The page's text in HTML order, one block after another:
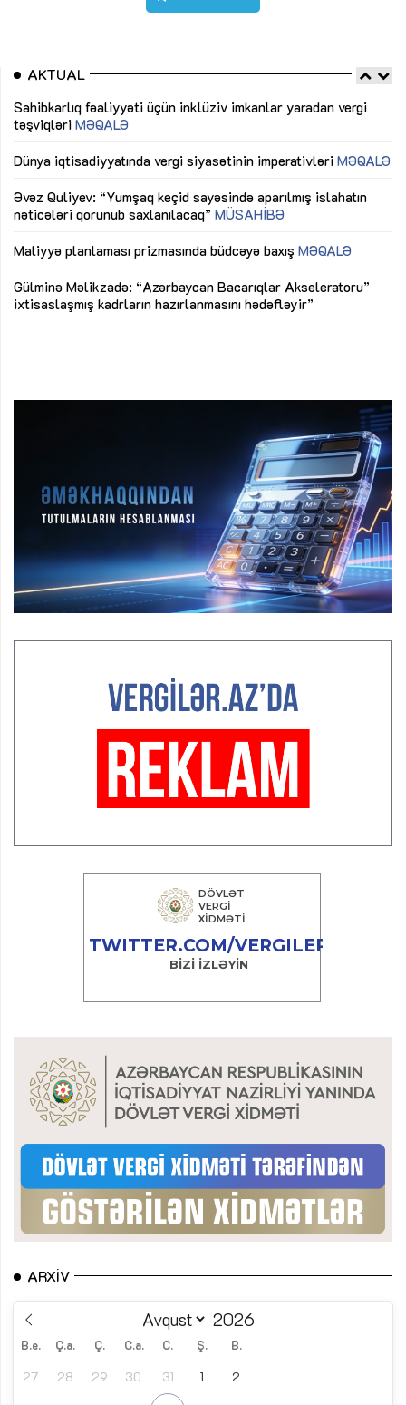
AKTUAL
Sahibkarlıq fəaliyyəti üçün inklüziv imkanlar yaradan vergi
təşviqləri MƏQALƏ
Dünya iqtisadiyyatında vergi siyasətinin imperativləri MƏQALƏ
Əvəz Quliyev: “Yumşaq keçid sayəsində aparılmış islahatın
nəticələri qorunub saxlanılacaq” MÜSAHİBƏ
Maliyyə planlaması prizmasında büdcəyə baxış MƏQALƏ
Gülminə Məlikzadə: “Azərbaycan Bacarıqlar Akseleratoru”
ixtisaslaşmış kadrların hazırlanmasını hədəfləyir”
ARXIV
B.e. Ç.a. Ç. C.a. C. Ş. B.
27 28 29 30 31 1 2